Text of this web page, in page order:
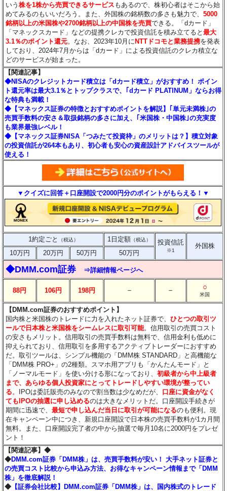
いう株を1株から売買できるサービス もあるので、株初心者はそこから始
めてみるのもいいだろう。また、外国株の銘柄数の多さも魅力で、5000
銘柄以上の米国株や2700銘柄以上の中国株を売買できる。「dカード」
「マネックスカード」などの提携クレカで投資信託を積み立てると最大
3.1％のポイント還元。なお、2023年10月にNTTドコモと業務提携を発表
しており、2024年7月からは「dカード」による投資信託のクレカ積立な
どのサービスが始まった。
【関連記事】
◆NISAのクレジットカード積立は「dカード積立」がおすすめ！ ポイン
ト還元率は最大3.1％とトップクラスで、｢dカード PLATINUM」ならお得
な特典も満載！
◆【マネックス証券の特徴とおすすめポイントを解説】｢単元未満株｣の
売買手数料の安さ＆取扱銘柄の多さに加え、｢米国株・中国株｣の充実度
も業界最強レベル！
◆【マネックス証券NISA「つみたて投資枠」のメリットは？】積立対象
の投資信託が264本もあり、初心者も安心の資産設計アドバイスツールが
使える！
▼クイズに回答＋口座開設で2000円分のポイントがもらえる！▼
1約定ごと （税込） 1日定額 （税込） 投資信託
※1
外国株
10万円
20万円 50万円 50万円
◆DMM.com証券 ⇒詳細情報ページへ
88円 106円 198円 － － ○
米国
【DMM.com証券のおすすめポイント】
国内株と米国株のトレードに力を入れたネット証券で、ひとつの取引ツ
ールで日本株と米国株をシームレスに取引可能。信用取引の売買コスト
の安さもメリット。信用取引の売買手数料は無料で、信用金利も低めに
抑えられており、信用取引を多用するアクティブトレーダーにおすすめ
だ。取引ツールは、シンプル機能の「DMM株 STANDARD」と高機能な
「DMM株 PRO+」の2種類。スマホ用アプリも「かんたんモード」と
「ノーマルモード」を使い分ける形になっており、初級者から中上級者
まで、あらゆる個人投資家にとってトレードしやすい環境が整ってい
る 。IPOは委託販売のみなので割当数は少なめだが、 口座に資金がなく
てもIPOの抽選に申し込めるのは大きなメリットだ。口座開設手続きが
期間に迅速で、最短で申し込んだ当日に取引が可能になるのも便利。現
在キャンペーン中につき、新規口座開設で日本株の売買手数料が1カ月間
無料。また、口座開設完了者の中から抽選で毎月10名に2000円をプレゼ
ント！
【関連記事】◆
◆DMM.com証券「DMM株」は、売買手数料が安い！ 大手ネット証券と
の売買コスト比較から申込み方法、お得なキャンペーン情報まで「DMM
株」を徹底解説！
◆ 【証券会社比較】DMM.com証券「DMM株」は、国内株式のトレード